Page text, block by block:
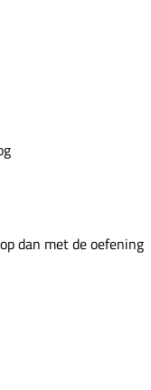
dan met de oefening